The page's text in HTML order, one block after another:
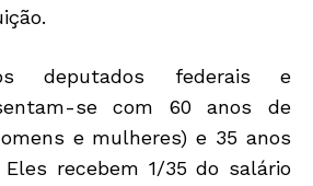
deputados federais e
se com 60 anos de
e mulheres) e 35 anos
recebem 1/35 do salário